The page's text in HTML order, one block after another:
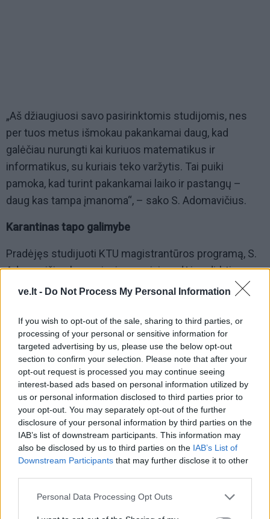
ve.lt - Do Not Process My Personal Information
If you wish to opt-out of the sale, sharing to third parties, or
processing of your personal or sensitive information for
targeted advertising by us, please use the below opt-out
section to confirm your selection. Please note that after your
opt-out request is processed you may continue seeing
interest-based ads based on personal information utilized by
us or personal information disclosed to third parties prior to
your opt-out. You may separately opt-out of the further
disclosure of your personal information by third parties on the
IAB’s list of downstream participants. This information may
also be disclosed by us to third parties on the IAB’s List of
Downstream Participants that may further disclose it to other
Personal Data Processing Opt Outs
„Aš džiaugiuosi savo pasirinktomis studijomis, nes
per tuos metus išmokau pakankamai daug, kad
galėčiau nurungti kai kuriuos matematikus ir
informatikus, su kuriais teko varžytis. Tai puiki
pamoka, kad turint pakankamai laiko ir pastangų –
daug kas tampa įmanoma“, – sako S. Adomavičius.
Karantinas tapo galimybe
Pradėjęs studijuoti KTU magistrantūros programą, S.
Adomavičius buvo visai neseniai pradėjęs dirbti
viename iš didžiųjų bankų. Tuo pat metu, Lietuvą
ne problema, o galimybe.